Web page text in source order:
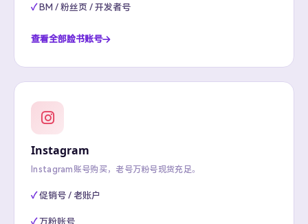
BM / 粉丝页 / 开发者号
查看全部脸书账号
Instagram
Instagram账号购买，老号万粉号现货充足。
促销号 / 老账户
万粉账号